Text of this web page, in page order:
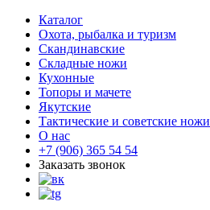
Каталог
Охота, рыбалка и туризм
Скандинавские
Складные ножи
Кухонные
Топоры и мачете
Якутские
Тактические и советские ножи
О нас
+7 (906) 365 54 54
Заказать звонок